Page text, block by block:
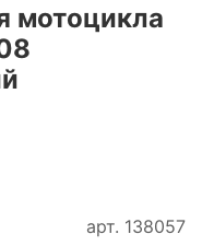
арт. 138057
мотоцикла